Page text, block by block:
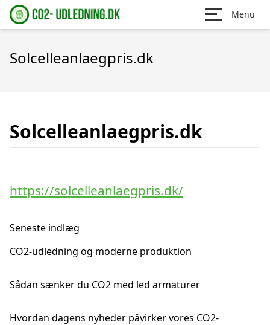
Menu
Solcelleanlaegpris.dk
Solcelleanlaegpris.dk
https://solcelleanlaegpris.dk/
Seneste indlæg
CO2-udledning og moderne produktion
Sådan sænker du CO2 med led armaturer
Hvordan dagens nyheder påvirker vores CO2-